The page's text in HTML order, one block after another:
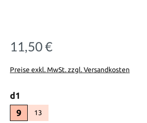
Regulärer Preis:
11,50 €
Preise exkl. MwSt. zzgl. Versandkosten
d1
9
13(Diese Option ist zurzeit nicht verfügbar.)